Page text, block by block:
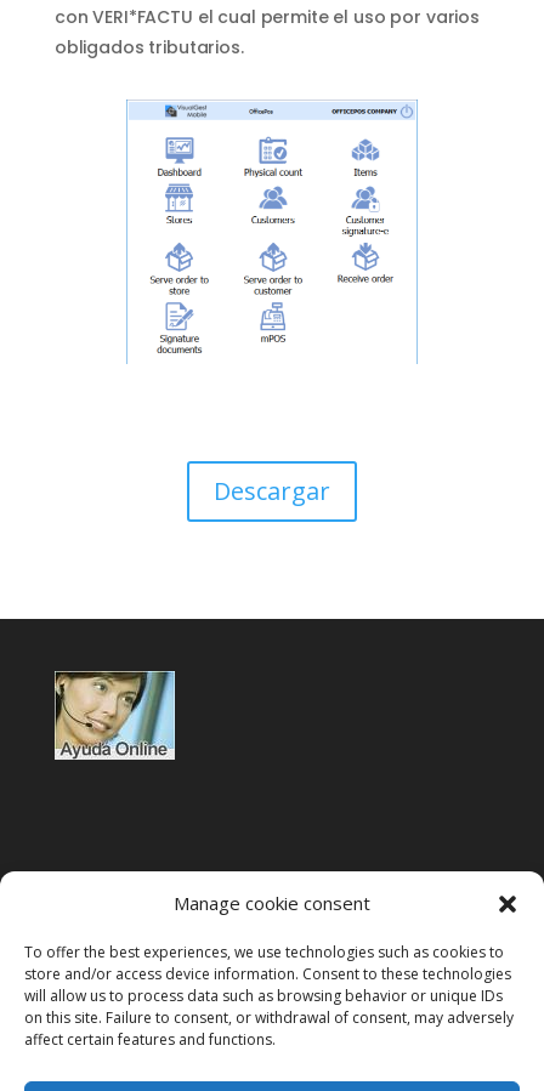
Manage cookie consent
To offer the best experiences, we use technologies such as cookies to
store and/or access device information. Consent to these technologies
will allow us to process data such as browsing behavior or unique IDs
on this site. Failure to consent, or withdrawal of consent, may adversely
affect certain features and functions.
con VERI*FACTU el cual permite el uso por varios
obligados tributarios.
Descargar
Terms of use
Privacy policy
Legal notice
Cookies policy